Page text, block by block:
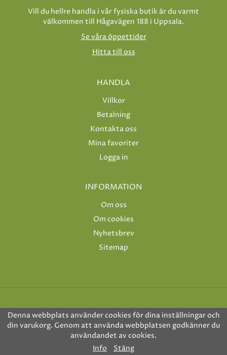
Vill du hellre handla i vår fysiska butik är du varmt
välkommen till Hågavägen 188 i Uppsala.
Se våra öppettider
Hitta till oss
HANDLA
Villkor
Betalning
Kontakta oss
Mina favoriter
Logga in
INFORMATION
Om oss
Om cookies
Nyhetsbrev
Sitemap
Drift & produktion:Wikinggruppen
Denna webbplats använder cookies för dina inställningar och
din varukorg. Genom att använda webbplatsen godkänner du
användandet av cookies.
Info
Stäng